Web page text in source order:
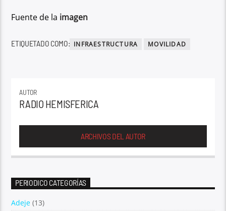
Fuente de la imagen
ETIQUETADO COMO: INFRAESTRUCTURA MOVILIDAD
AUTOR
RADIO HEMISFERICA
ARCHIVOS DEL AUTOR
PERIODICO CATEGORÍAS
Adeje (13)